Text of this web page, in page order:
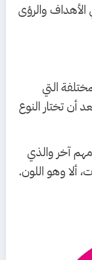
والرؤى
التي
أن تختار النوع
آخر والذي
ألا وهو اللون.